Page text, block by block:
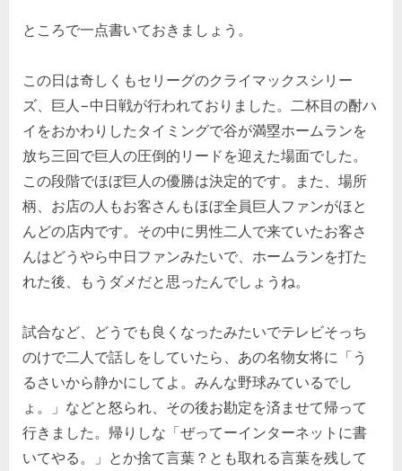
ところで一点書いておきましょう。
この日は奇しくもセリーグのクライマックスシリー
ズ、巨人−中日戦が行われておりました。二杯目の酎ハ
イをおかわりしたタイミングで谷が満塁ホームランを
放ち三回で巨人の圧倒的リードを迎えた場面でした。
この段階でほぼ巨人の優勝は決定的です。また、場所
柄、お店の人もお客さんもほぼ全員巨人ファンがほと
んどの店内です。その中に男性二人で来ていたお客さ
んはどうやら中日ファンみたいで、ホームランを打た
れた後、もうダメだと思ったんでしょうね。
試合など、どうでも良くなったみたいでテレビそっち
のけで二人で話しをしていたら、あの名物女将に「う
るさいから静かにしてよ。みんな野球みているでし
ょ。」などと怒られ、その後お勘定を済ませて帰って
行きました。帰りしな「ぜってーインターネットに書
いてやる。」とか捨て言葉？とも取れる言葉を残して